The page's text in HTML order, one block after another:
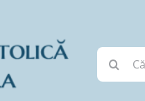
Cautare...